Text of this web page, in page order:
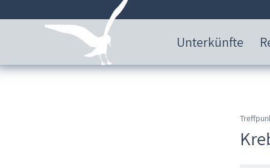
Unterkünfte